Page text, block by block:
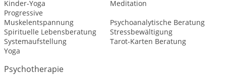
Kinder-Yoga
Meditation
Progressive
Muskelentspannung
Psychoanalytische Beratung
Spirituelle Lebensberatung
Stressbewältigung
Systemaufstellung
Tarot-Karten Beratung
Yoga
Psychotherapie